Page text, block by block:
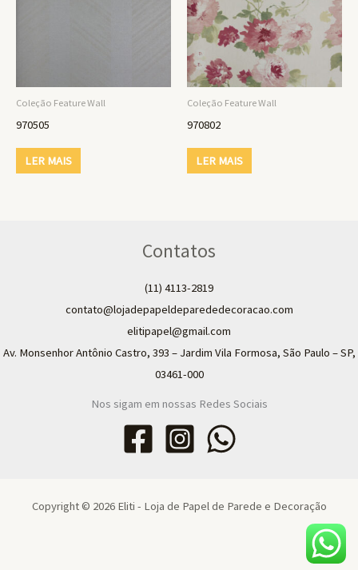
Coleção Feature Wall
970505
LER MAIS
Coleção Feature Wall
970802
LER MAIS
Contatos
(11) 4113-2819
contato@lojadepapeldeparededecoracao.com
elitipapel@gmail.com​
Av. Monsenhor Antônio Castro, 393 – Jardim Vila Formosa, São Paulo – SP,
03461-000
Nos sigam em nossas Redes Sociais
Copyright © 2026 Eliti - Loja de Papel de Parede e Decoração